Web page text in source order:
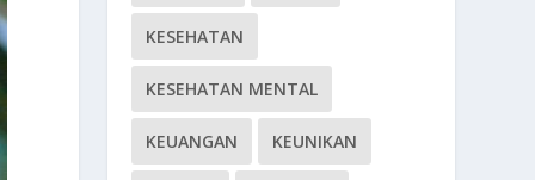
KESEHATAN
KESEHATAN MENTAL
KEUANGAN KEUNIKAN